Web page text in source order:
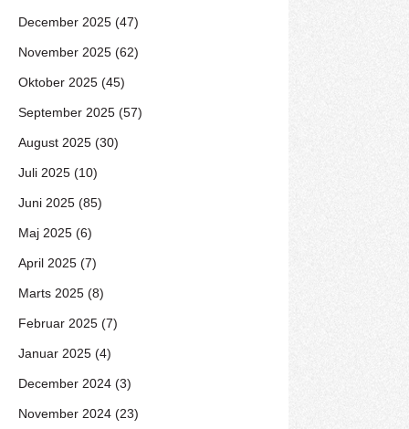
December 2025 (47)
November 2025 (62)
Oktober 2025 (45)
September 2025 (57)
August 2025 (30)
Juli 2025 (10)
Juni 2025 (85)
Maj 2025 (6)
April 2025 (7)
Marts 2025 (8)
Februar 2025 (7)
Januar 2025 (4)
December 2024 (3)
November 2024 (23)